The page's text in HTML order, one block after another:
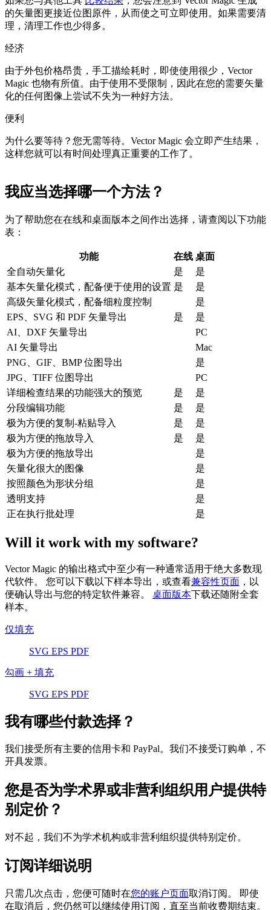
的矢量图更接近位图原件，从而使之可立即使用。如果需要清
理，清理工作也少得多。
经济
由于外包价格昂贵，手工描绘耗时，即使使用很少，Vector
Magic 也物有所值。由于使用不受限制，因此在您的需要矢量
化的任何图像上尝试不失为一种好方法。
便利
为什么要等待？您无需等待。Vector Magic 会立即产生结果，
这样您就可以有时间处理真正重要的工作了。
我应当选择哪一个方法？
为了帮助您在在线和桌面版本之间作出选择，请查阅以下功能
表：
功能 在线 桌面
全自动矢量化
是
是
基本矢量化模式，配备便于使用的设置 是
是
高级矢量化模式，配备细粒度控制
是
EPS、SVG 和 PDF 矢量导出
是
是
AI、DXF 矢量导出
PC
AI 矢量导出
Mac
PNG、GIF、BMP 位图导出
是
JPG、TIFF 位图导出
PC
详细检查结果的功能强大的预览
是
是
分段编辑功能
是
是
极为方便的复制-粘贴导入
是
是
极为方便的拖放导入
是
是
极为方便的拖放导出
是
矢量化很大的图像
是
按照颜色为形状分组
是
透明支持
是
正在执行批处理
是
Will it work with my software?
Vector Magic 的输出格式中至少有一种通常适用于绝大多数现
代软件。 您可以下载以下样本导出，或查看兼容性页面 ，以
便确认导出与您的特定软件兼容。 桌面版本下载还随附全套
样本。
仅填充
SVG EPS PDF
勾画 + 填充
SVG EPS PDF
我有哪些付款选择？
我们接受所有主要的信用卡和 PayPal。我们不接受订购单，不
开具发票。
您是否为学术界或非营利组织用户提供特
别定价？
对不起，我们不为学术机构或非营利组织提供特别定价。
订阅详细说明
只需几次点击，您便可随时在您的账户页面取消订阅。
即使
在取消后，您仍然可以继续使用订阅，直至当前收费期结束。